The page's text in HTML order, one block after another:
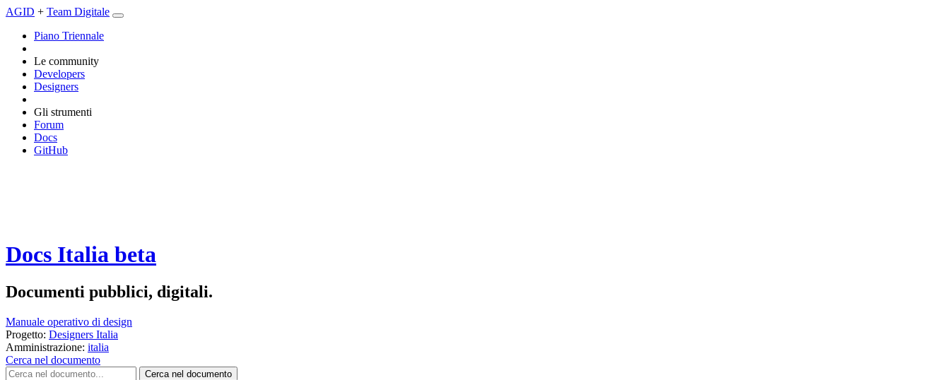
AGID + Team Digitale
Piano Triennale
Le community
Developers
Designers
Gli strumenti
Forum
Docs
GitHub
Docs Italia beta
Documenti pubblici, digitali.
Manuale operativo di design
Progetto: Designers Italia
Amministrazione: italia
Cerca nel documento
Cerca nel documento